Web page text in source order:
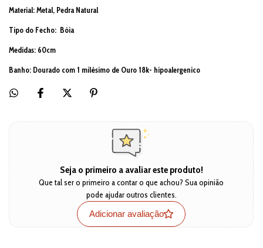
Material: Metal, Pedra Natural
Tipo do Fecho: Bóia
Medidas: 60cm
Banho: Dourado com 1 milésimo de Ouro 18k- hipoalergenico
Seja o primeiro a avaliar este produto!
Que tal ser o primeiro a contar o que achou? Sua opinião
pode ajudar outros clientes.
Adicionar avaliação